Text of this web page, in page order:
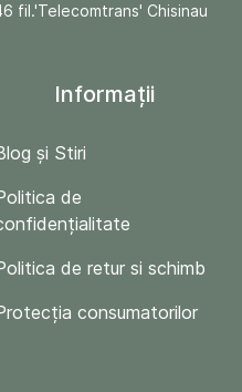
fil.'Telecomtrans' Chisinau
Informații
și Stiri
de
de retur si schimb
consumatorilor